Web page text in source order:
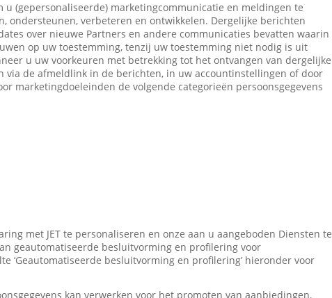
u (gepersonaliseerde) marketingcommunicatie en meldingen te
ondersteunen, verbeteren en ontwikkelen. Dergelijke berichten
over nieuwe Partners en andere communicaties bevatten waarin
op uw toestemming, tenzij uw toestemming niet nodig is uit
u uw voorkeuren met betrekking tot het ontvangen van dergelijke
de afmeldlink in de berichten, in uw accountinstellingen of door
marketingdoeleinden de volgende categorieën persoonsgegevens
met JET te personaliseren en onze aan u aangeboden Diensten te
geautomatiseerde besluitvorming en profilering voor
‘Geautomatiseerde besluitvorming en profilering’ hieronder voor
kan verwerken voor het promoten van aanbiedingen,